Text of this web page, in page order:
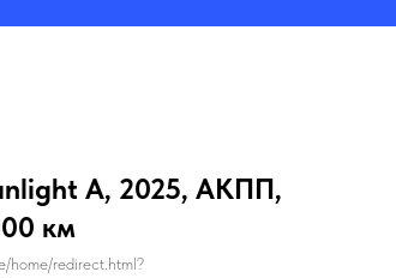
A, 2025, АКПП,
км
home/redirect.html?